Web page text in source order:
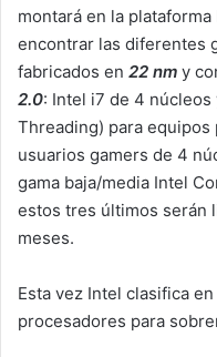
montará en la plataforma
encontrar las diferentes
fabricados en 22 nm y
2.0: Intel i7 de 4
Threading) para
usuarios gamers de 4
gama baja/media Intel
estos tres últimos serán
meses.
Esta vez Intel clasifica
procesadores para